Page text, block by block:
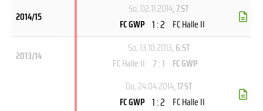
2014/15
So, 02.11.2014, 7.ST
FC GWP 1 : 2 FC Halle II
2013/14
So, 13.10.2013, 6.ST
FC Halle II 7 : 1 FC GWP
Do, 24.04.2014, 17.ST
FC GWP 1 : 2 FC Halle II